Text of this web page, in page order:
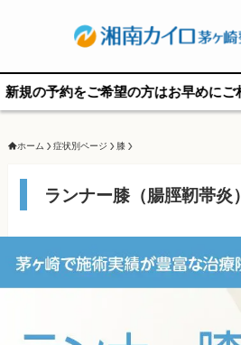
望の方はお早めにご相談ください
ホーム 症状別ページ 膝
ランナー膝（腸脛靭帯炎）